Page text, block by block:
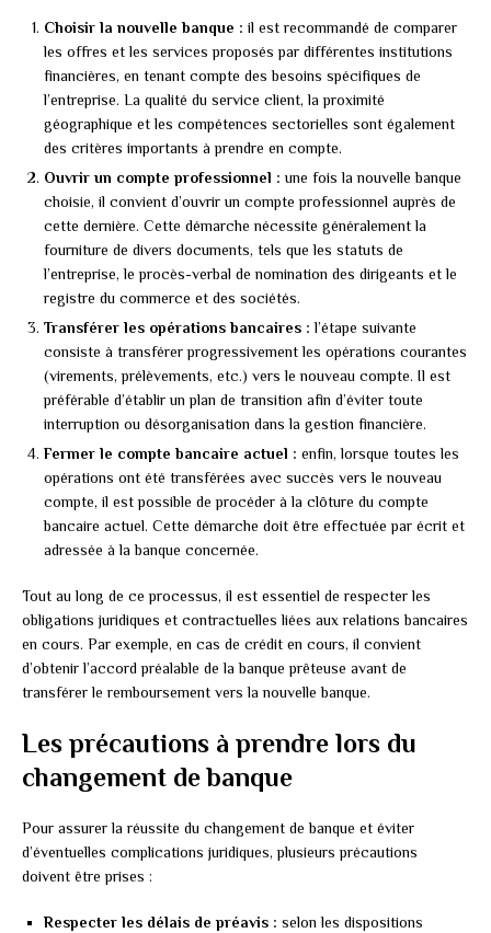
Choisir la nouvelle banque : il est recommandé de comparer
les offres et les services proposés par différentes institutions
financières, en tenant compte des besoins spécifiques de
l’entreprise. La qualité du service client, la proximité
géographique et les compétences sectorielles sont également
des critères importants à prendre en compte.
Ouvrir un compte professionnel : une fois la nouvelle banque
choisie, il convient d’ouvrir un compte professionnel auprès de
cette dernière. Cette démarche nécessite généralement la
fourniture de divers documents, tels que les statuts de
l’entreprise, le procès-verbal de nomination des dirigeants et le
registre du commerce et des sociétés.
Transférer les opérations bancaires : l’étape suivante
consiste à transférer progressivement les opérations courantes
(virements, prélèvements, etc.) vers le nouveau compte. Il est
préférable d’établir un plan de transition afin d’éviter toute
interruption ou désorganisation dans la gestion financière.
Fermer le compte bancaire actuel : enfin, lorsque toutes les
opérations ont été transférées avec succès vers le nouveau
compte, il est possible de procéder à la clôture du compte
bancaire actuel. Cette démarche doit être effectuée par écrit et
adressée à la banque concernée.
Tout au long de ce processus, il est essentiel de respecter les
obligations juridiques et contractuelles liées aux relations bancaires
en cours. Par exemple, en cas de crédit en cours, il convient
d’obtenir l’accord préalable de la banque prêteuse avant de
transférer le remboursement vers la nouvelle banque.
Les précautions à prendre lors du
changement de banque
Pour assurer la réussite du changement de banque et éviter
d’éventuelles complications juridiques, plusieurs précautions
doivent être prises :
Respecter les délais de préavis : selon les dispositions